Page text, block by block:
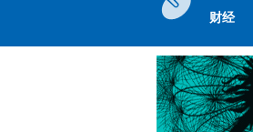
财经